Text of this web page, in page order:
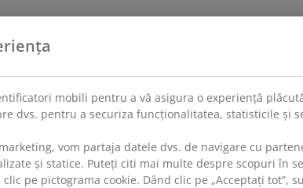
mobili pentru a vă asigura o experiență
dvs. pentru a securiza funcționalitatea, statisticile și
vom partaja datele dvs. de navigare cu
și statice. Puteți citi mai multe despre scopuri în
pe pictograma cookie. Dând clic pe „Acceptați tot”,